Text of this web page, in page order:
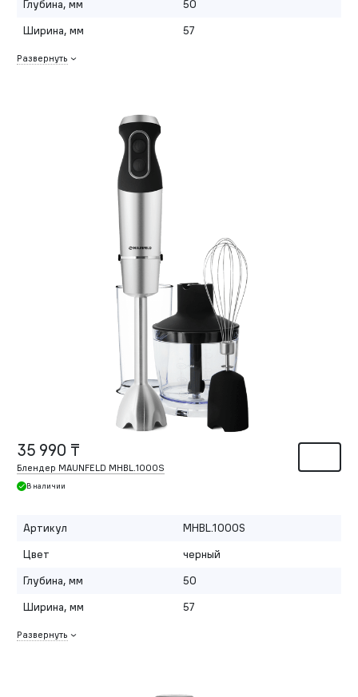
Глубина, мм
50
Ширина, мм
57
Развернуть
35 990 ₸
Блендер MAUNFELD MHBL.1000S
В наличии
Артикул
MHBL.1000S
Цвет
черный
Глубина, мм
50
Ширина, мм
57
Развернуть